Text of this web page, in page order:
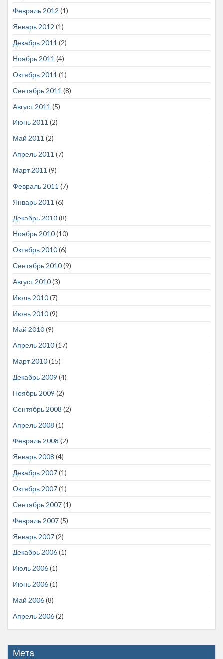
Февраль 2012 (1)
Январь 2012 (1)
Декабрь 2011 (2)
Ноябрь 2011 (4)
Октябрь 2011 (1)
Сентябрь 2011 (8)
Август 2011 (5)
Июнь 2011 (2)
Май 2011 (2)
Апрель 2011 (7)
Март 2011 (9)
Февраль 2011 (7)
Январь 2011 (6)
Декабрь 2010(8)
Ноябрь 2010(10)
Октябрь 2010(6)
Сентябрь 2010(9)
Август 2010(3)
Июль 2010(7)
Июнь 2010(9)
Май 2010(9)
Апрель 2010(17)
Март 2010(15)
Декабрь 2009 (4)
Ноябрь 2009 (2)
Сентябрь 2008 (2)
Апрель 2008 (1)
Февраль 2008 (2)
Январь 2008 (4)
Декабрь 2007(1)
Октябрь 2007(1)
Сентябрь 2007(1)
Февраль 2007(5)
Январь 2007(2)
Декабрь 2006(1)
Июль 2006(1)
Июнь 2006(1)
Май 2006(8)
Апрель 2006(2)
Мета